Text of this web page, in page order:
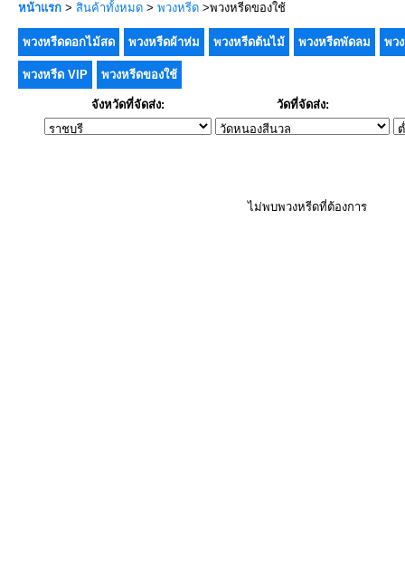
หน้าแรก > สินค้าทั้งหมด > พวงหรีด >พวงหรีดของใช้
พวงหรีดดอกไม้สด พวงหรีดผ้าห่ม พวงหรีดต้นไม้ พวงหรีดพัดลม พว
พวงหรีด VIP พวงหรีดของใช้
จังหวัดที่จัดส่ง: วัดที่จัดส่ง:
ไม่พบพวงหรีดที่ต้องการ